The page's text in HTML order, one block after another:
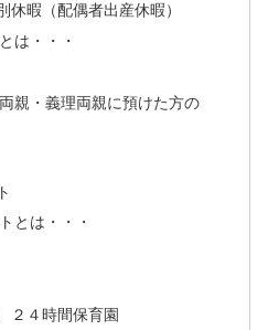
暇（配偶者出産休暇）
は・・・
親・義理両親に預けた方の
とは・・・
２４時間保育園